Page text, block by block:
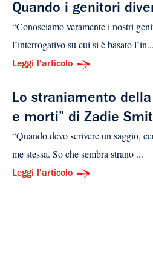
Quando i genitori
“Conosciamo veramente i nostri
l’interrogativo su cui si è basato l’in...
Leggi l'articolo
Lo straniamento
e morti” di Zadie
“Quando devo scrivere un saggio,
me stessa. So che sembra strano ...
Leggi l'articolo